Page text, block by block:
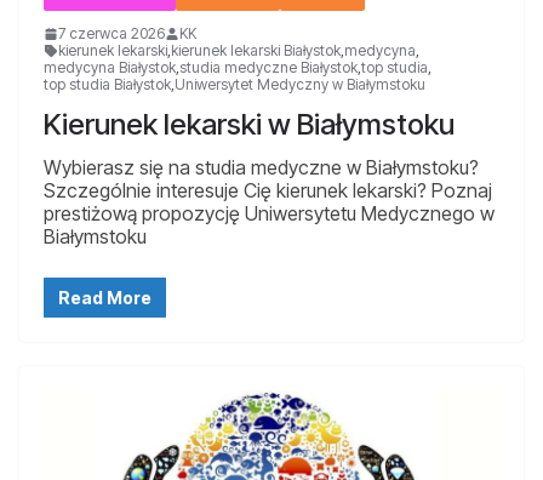
7 czerwca 2026
KK
kierunek lekarski,kierunek lekarski Białystok,medycyna,
medycyna Białystok,studia medyczne Białystok,top studia,
top studia Białystok,Uniwersytet Medyczny w Białymstoku
Kierunek lekarski w Białymstoku
Wybierasz się na studia medyczne w Białymstoku?
Szczególnie interesuje Cię kierunek lekarski? Poznaj
prestiżową propozycję Uniwersytetu Medycznego w
Białymstoku
Read More